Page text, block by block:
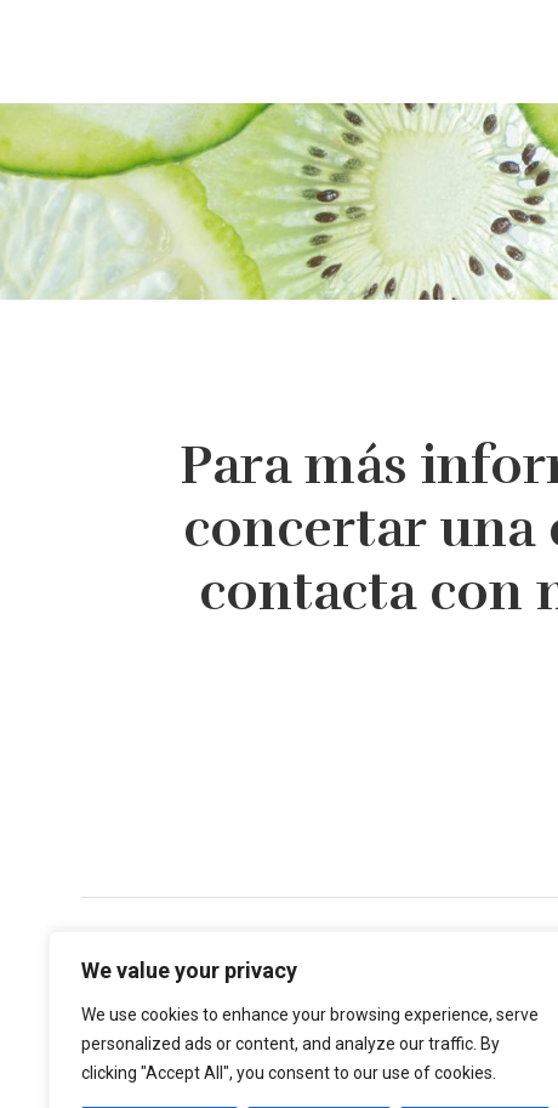
We value your privacy
We use cookies to enhance your browsing experience, serve
personalized ads or content, and analyze our traffic. By
clicking "Accept All", you consent to our use of cookies.
Para más
concertar una
contacta con
Centre Mèdic Augusta– Via Augusta, 134, 1r 1ª
08006 – Barcelona